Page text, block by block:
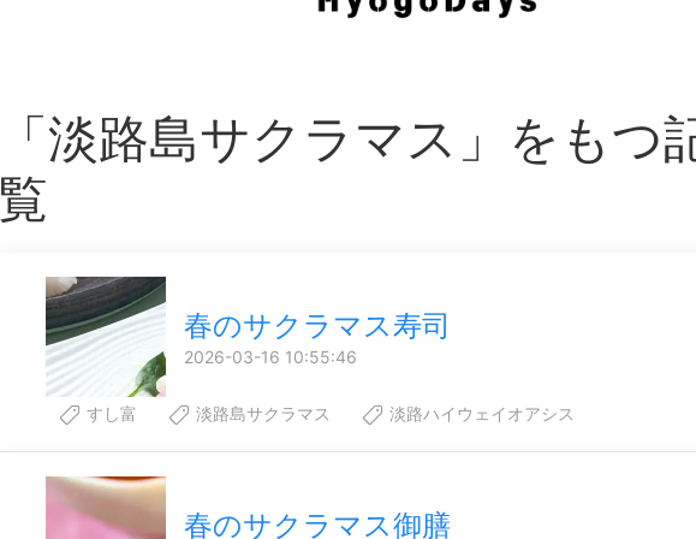
「淡路島サクラマス」をもつ
覧
春のサクラマス寿司
2026-03-16 10:55:46
すし富 淡路島サクラマス 淡路ハイウェイオアシス
春のサクラマス御膳